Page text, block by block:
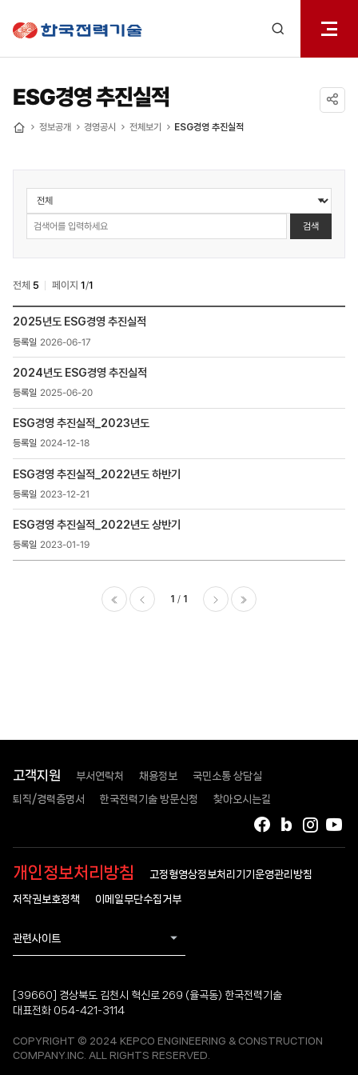
열기
ESG경영 추진실적
정보공개 경영공시 전체보기 ESG경영 추진실적
정보공개
>
경영공시
>
ESG경영
검색
검색
전체 5 페이지 1/1
>
경영공시
>
ESG경영
추진실적
-
제목,
,
첨부파일
,
조회수
2025년도 ESG경영 추진실적
2026-06-17
2024년도 ESG경영 추진실적
2025-06-20
ESG경영 추진실적_2023년도
2024-12-18
ESG경영 추진실적_2022년도 하반기
2023-12-21
ESG경영 추진실적_2022년도 상반기
2023-01-19
1 1
고객지원 부서연락처 채용정보 국민소통 상담실
퇴직/경력증명서 한국전력기술 방문신청 찾아오시는길
인스
블로그
페이스북
개인정보처리방침 고정형영상정보처리기기운영관리방침
저작권보호정책 이메일무단수집거부
관련사이트
[39660] 경상북도 김천시 혁신로 269 (율곡동) 한국전력기술
대표전화 054-421-3114
COPYRIGHT © 2024 KEPCO ENGINEERING & CONSTRUCTION
COMPANY.INC. ALL RIGHTS RESERVED.